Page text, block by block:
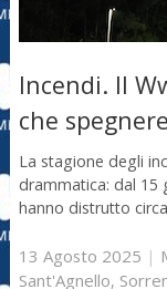
Incendi. Il
che spegnere
La stagione degli
drammatica: dal 15
hanno distrutto
13 Agosto 2025 |
Sant'Agnello,